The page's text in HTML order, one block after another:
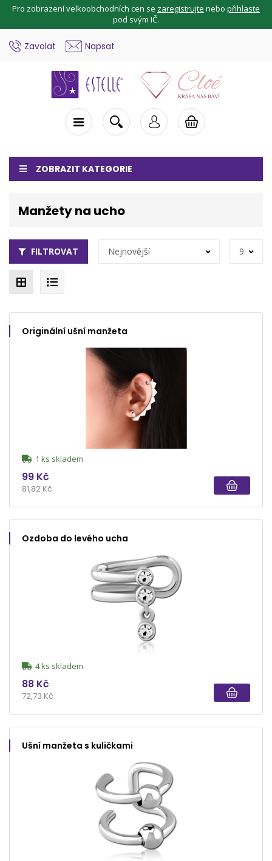
Pro zobrazení velkoobchodních cen se zaregistrujte nebo přihlaste
pod svým IČ.
Zavolat Napsat
ZOBRAZIT KATEGORIE
Manžety na ucho
FILTROVAT Nejnovější 9
Originální ušní manžeta
1 ks skladem
99 Kč
81,82 Kč
Ozdoba do levého ucha
4 ks skladem
88 Kč
72,73 Kč
Ušní manžeta s kuličkami